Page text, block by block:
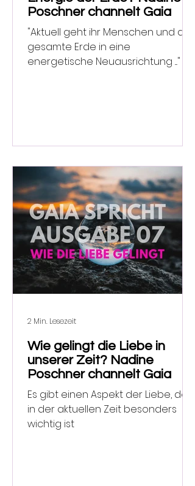
Poschner channelt Gaia
"Aktuell geht ihr Menschen und die
gesamte Erde in eine
energetische Neuausrichtung ...."
Wie gelingt die Liebe in
unserer Zeit? Nadine
Poschner channelt Gaia
Es gibt einen Aspekt der Liebe, der
in der aktuellen Zeit besonders
wichtig ist
2 Min. Lesezeit